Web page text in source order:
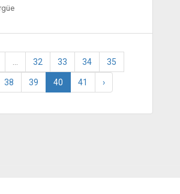
32 33 34 35
38 39 40 41 ›